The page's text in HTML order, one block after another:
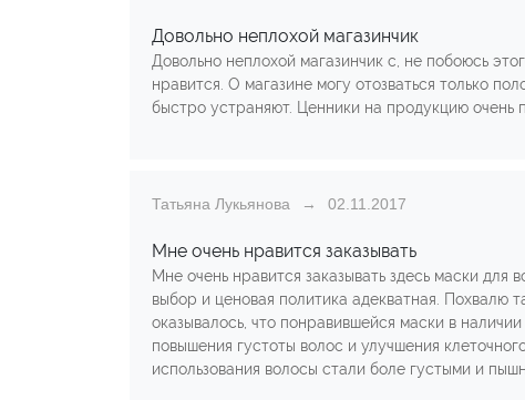
Довольно неплохой магазинчик
Довольно неплохой магазинчик с, не побоюсь
нравится. О магазине могу отозваться только
быстро устраняют. Ценники на продукцию
Татьяна Лукьянова 02.11.2017
Мне очень нравится заказывать
Мне очень нравится заказывать здесь маски
выбор и ценовая политика адекватная. Похвалю
оказывалось, что понравившейся маски в
повышения густоты волос и улучшения
использования волосы стали боле густыми и